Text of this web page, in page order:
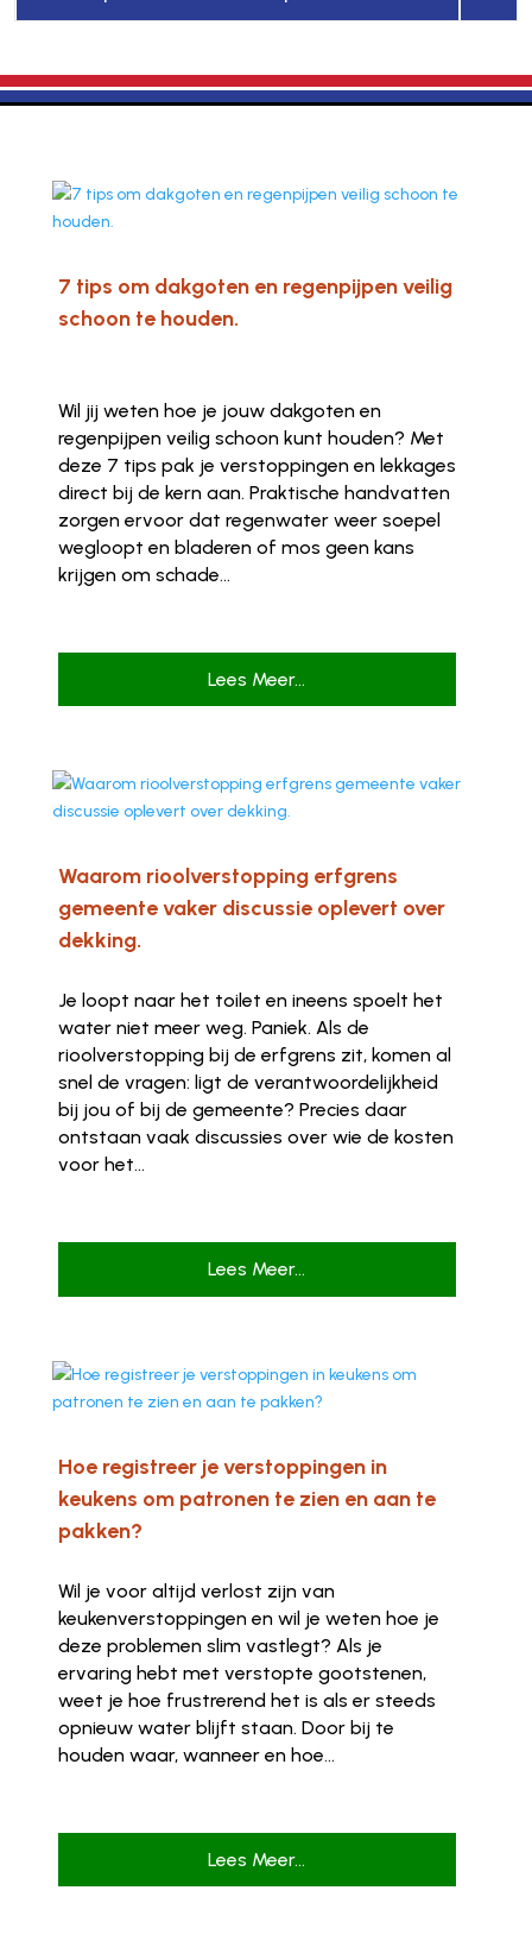
7 tips om dakgoten en regenpijpen veilig
schoon te houden.
Wil jij weten hoe je jouw dakgoten en
regenpijpen veilig schoon kunt houden? Met
deze 7 tips pak je verstoppingen en lekkages
direct bij de kern aan. Praktische handvatten
zorgen ervoor dat regenwater weer soepel
wegloopt en bladeren of mos geen kans
krijgen om schade...
Lees Meer...
Waarom rioolverstopping erfgrens
gemeente vaker discussie oplevert over
dekking.
Je loopt naar het toilet en ineens spoelt het
water niet meer weg. Paniek. Als de
rioolverstopping bij de erfgrens zit, komen al
snel de vragen: ligt de verantwoordelijkheid
bij jou of bij de gemeente? Precies daar
ontstaan vaak discussies over wie de kosten
voor het...
Lees Meer...
Hoe registreer je verstoppingen in
keukens om patronen te zien en aan te
pakken?
Wil je voor altijd verlost zijn van
keukenverstoppingen en wil je weten hoe je
deze problemen slim vastlegt? Als je
ervaring hebt met verstopte gootstenen,
weet je hoe frustrerend het is als er steeds
opnieuw water blijft staan. Door bij te
houden waar, wanneer en hoe...
Lees Meer...